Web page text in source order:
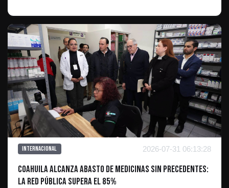
Internacional 2026-07-31 06:13:28
Coahuila alcanza abasto de medicinas sin precedentes:
la red pública supera el 85%